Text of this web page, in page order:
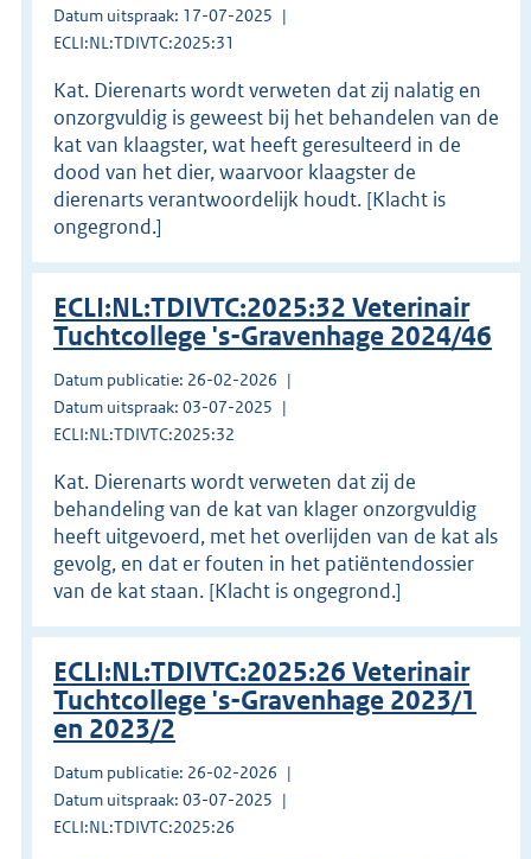
Datum uitspraak: 17-07-2025
ECLI:NL:TDIVTC:2025:31
Kat. Dierenarts wordt verweten dat zij nalatig en
onzorgvuldig is geweest bij het behandelen van de
kat van klaagster, wat heeft geresulteerd in de
dood van het dier, waarvoor klaagster de
dierenarts verantwoordelijk houdt. [Klacht is
ongegrond.]
ECLI:NL:TDIVTC:2025:32 Veterinair
Tuchtcollege 's-Gravenhage 2024/46
Datum publicatie: 26-02-2026
Datum uitspraak: 03-07-2025
ECLI:NL:TDIVTC:2025:32
Kat. Dierenarts wordt verweten dat zij de
behandeling van de kat van klager onzorgvuldig
heeft uitgevoerd, met het overlijden van de kat als
gevolg, en dat er fouten in het patiëntendossier
van de kat staan. [Klacht is ongegrond.]
ECLI:NL:TDIVTC:2025:26 Veterinair
Tuchtcollege 's-Gravenhage 2023/1
en 2023/2
Datum publicatie: 26-02-2026
Datum uitspraak: 03-07-2025
ECLI:NL:TDIVTC:2025:26